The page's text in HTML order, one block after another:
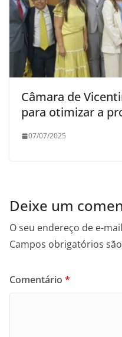
Câmara de
para otimizar a
07/07/2025
Deixe um
O seu endereço de e-
Campos obrigatórios
Comentário *